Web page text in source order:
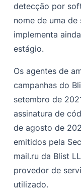
Indicadores de
detecção por
nome de uma de
implementa
estágio.
Os agentes de
campanhas do
setembro de
assinatura de
de agosto de
emitidos pela
mail.ru da Blist
provedor de
utilizado.